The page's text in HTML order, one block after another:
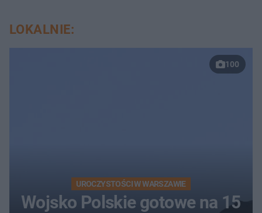
LOKALNIE:
100
UROCZYSTOŚCI W WARSZAWIE
Wojsko Polskie gotowe na 15